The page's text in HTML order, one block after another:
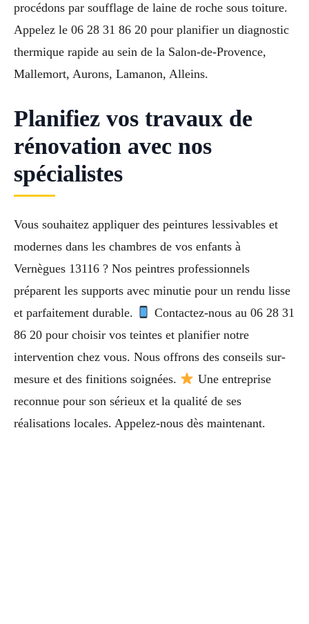
procédons par soufflage de laine de roche sous toiture.
Appelez le 06 28 31 86 20 pour planifier un diagnostic
thermique rapide au sein de la Salon-de-Provence,
Mallemort, Aurons, Lamanon, Alleins.
Planifiez vos travaux de
rénovation avec nos
spécialistes
Vous souhaitez appliquer des peintures lessivables et
modernes dans les chambres de vos enfants à
Vernègues 13116 ? Nos peintres professionnels
préparent les supports avec minutie pour un rendu lisse
et parfaitement durable.
Contactez-nous au 06 28 31
86 20 pour choisir vos teintes et planifier notre
intervention chez vous. Nous offrons des conseils sur-
mesure et des finitions soignées.
Une entreprise
reconnue pour son sérieux et la qualité de ses
réalisations locales. Appelez-nous dès maintenant.